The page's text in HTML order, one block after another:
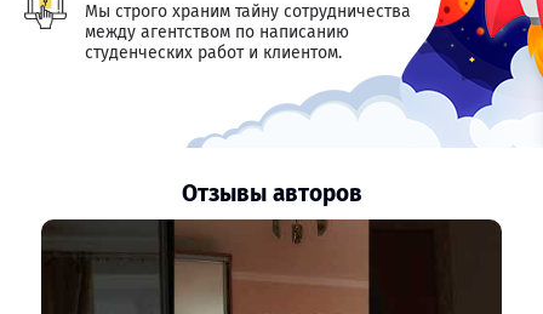
Мы строго храним тайну сотрудничества
между агентством по написанию
студенческих работ и клиентом.
Отзывы авторов